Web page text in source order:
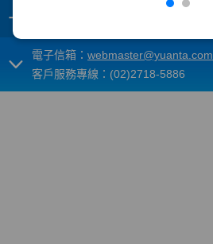
+
電子信箱： webmaster@yuanta.com
客戶服務專線：(02)2718-5886